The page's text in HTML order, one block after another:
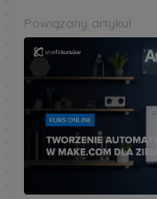
Powiązany artykuł